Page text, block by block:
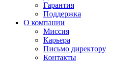
Гарантия
Поддержка
О компании
Миссия
Карьера
Письмо директору
Контакты